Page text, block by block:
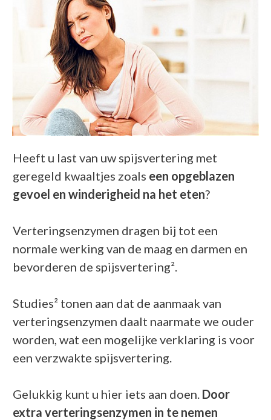
Heeft u last van uw spijsvertering met
geregeld kwaaltjes zoals een opgeblazen
gevoel en winderigheid na het eten?
Verteringsenzymen dragen bij tot een
normale werking van de maag en darmen en
bevorderen de spijsvertering².
Studies² tonen aan dat de aanmaak van
verteringsenzymen daalt naarmate we ouder
worden, wat een mogelijke verklaring is voor
een verzwakte spijsvertering.
Gelukkig kunt u hier iets aan doen. Door
extra verteringsenzymen in te nemen